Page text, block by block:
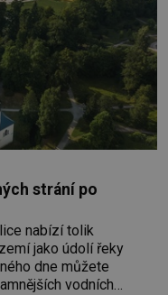
strání po
nabízí tolik
jako údolí řeky
dne můžete
vodních